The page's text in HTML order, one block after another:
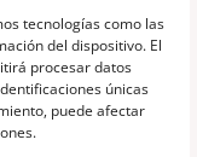
tecnologías como las
del dispositivo. El
procesar datos
únicas
puede afectar